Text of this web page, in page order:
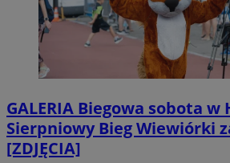
GALERIA Biegowa sobota w
Sierpniowy Bieg Wiewiórki
[ZDJĘCIA]